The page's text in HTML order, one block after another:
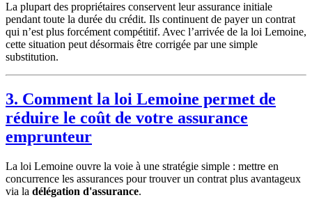
La plupart des propriétaires conservent leur assurance initiale
pendant toute la durée du crédit. Ils continuent de payer un contrat
qui n’est plus forcément compétitif. Avec l’arrivée de la loi Lemoine,
cette situation peut désormais être corrigée par une simple
substitution.
3. Comment la loi Lemoine permet de
réduire le coût de votre assurance
emprunteur
La loi Lemoine ouvre la voie à une stratégie simple : mettre en
concurrence les assurances pour trouver un contrat plus avantageux
via la délégation d'assurance.